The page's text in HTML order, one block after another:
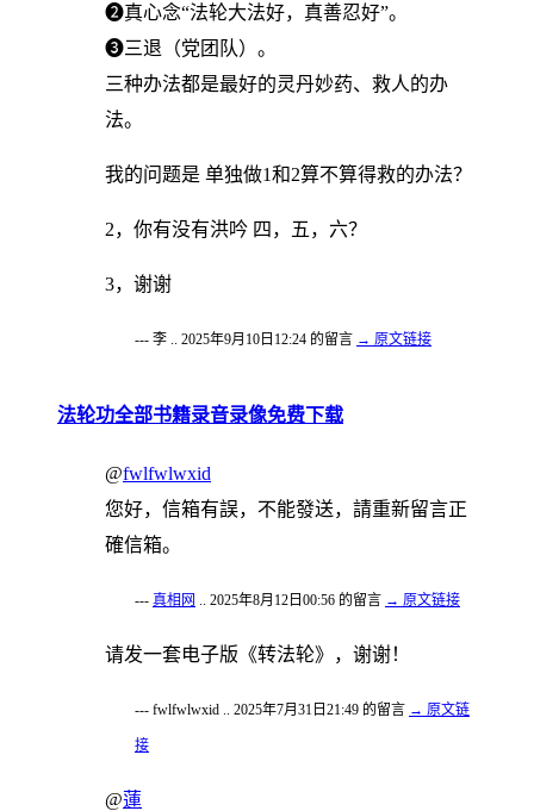
❷真心念“法轮大法好，真善忍好”。
❸三退（党团队）。
三种办法都是最好的灵丹妙药、救人的办
法。
我的问题是 单独做1和2算不算得救的办法？
2，你有没有洪吟 四，五，六？
3，谢谢
--- 李 .. 2025年9月10日12:24 的留言 → 原文链接
法轮功全部书籍录音录像免费下载
@fwlfwlwxid
您好，信箱有誤，不能發送，請重新留言正
確信箱。
--- 真相网 .. 2025年8月12日00:56 的留言 → 原文链接
请发一套电子版《转法轮》，谢谢！
--- fwlfwlwxid .. 2025年7月31日21:49 的留言 → 原文链
接
@蓮